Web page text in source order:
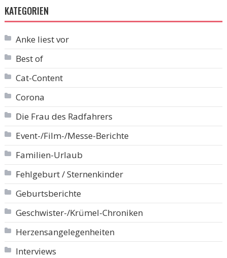
KATEGORIEN
Anke liest vor
Best of
Cat-Content
Corona
Die Frau des Radfahrers
Event-/Film-/Messe-Berichte
Familien-Urlaub
Fehlgeburt / Sternenkinder
Geburtsberichte
Geschwister-/Krümel-Chroniken
Herzensangelegenheiten
Interviews